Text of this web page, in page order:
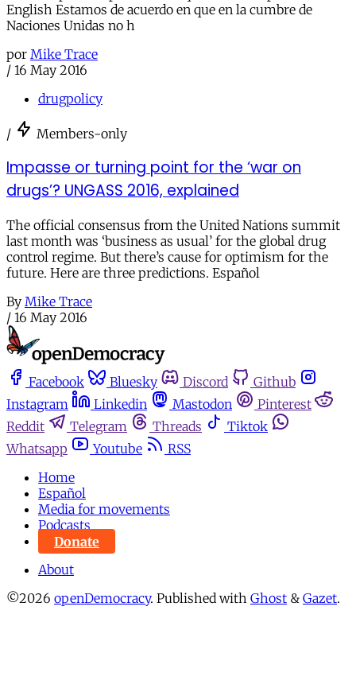
English Estamos de acuerdo en que en la cumbre de
Naciones Unidas no h
por Mike Trace
/ 16 May 2016
drugpolicy
/ Members-only
Impasse or turning point for the ‘war on
drugs’? UNGASS 2016, explained
The official consensus from the United Nations summit
last month was ‘business as usual’ for the global drug
control regime. But there’s cause for optimism for the
future. Here are three predictions. Español
By Mike Trace
/ 16 May 2016
Facebook Bluesky Discord
Github
Instagram
Linkedin Mastodon
Pinterest
Reddit
Telegram Threads
Tiktok
Whatsapp
Youtube
RSS
Home
Español
Media for movements
Podcasts
Donate
About
©2026 openDemocracy. Published with Ghost & Gazet.